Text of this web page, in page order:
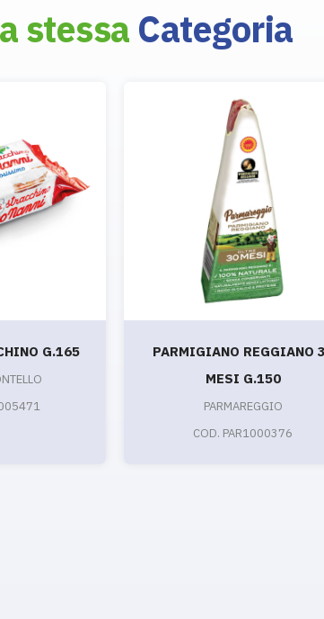
stessa Categoria
G.165
PARMIGIANO REGGIANO
MESI G.150
PARMAREGGIO
COD. PAR1000376